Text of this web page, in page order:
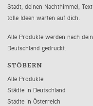
Stadt, deinen Nachthimmel,
tolle Ideen warten auf dich.
Alle Produkte werden nach
Deutschland gedruckt.
STÖBERN
Alle Produkte
Städte in Deutschland
Städte in Österreich